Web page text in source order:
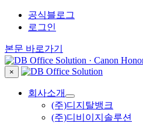
공식블로그
로그인
본문 바로가기
×
회사소개
(주)디지탈뱅크
(주)디비이지솔루션